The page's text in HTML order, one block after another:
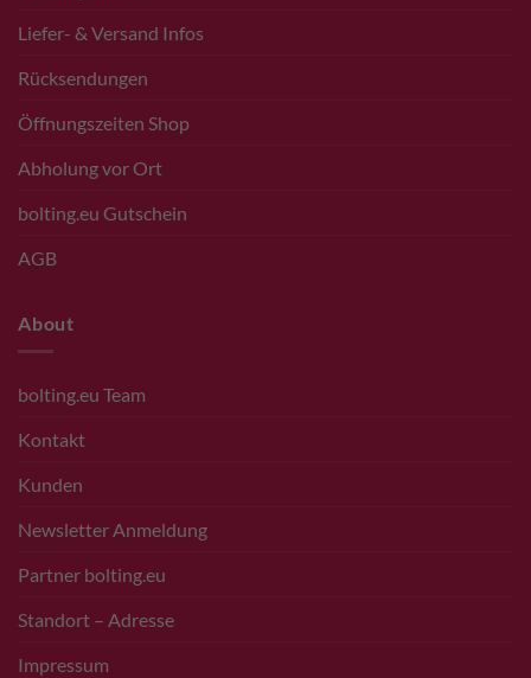
Liefer- & Versand Infos
Rücksendungen
Öffnungszeiten Shop
Abholung vor Ort
bolting.eu Gutschein
AGB
About
bolting.eu Team
Kontakt
Kunden
Newsletter Anmeldung
Partner bolting.eu
Standort – Adresse
Impressum